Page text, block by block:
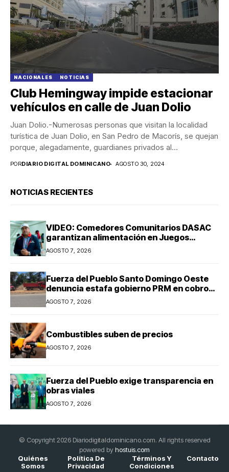
NACIONALES NOTICIAS
Club Hemingway impide estacionar
vehículos en calle de Juan Dolio
Juan Dolio.-Numerosas personas que visitan la localidad
turística de Juan Dolio, en San Pedro de Macorís, se quejan
porque, alegadamente, guardianes privados al...
PORDIARIO DIGITAL DOMINICANO AGOSTO 30, 2024
NOTICIAS RECIENTES
VIDEO: Comedores Comunitarios DASAC
garantizan alimentación en Juegos
Centroamericanos y del Caribe 2026
AGOSTO 7, 2026
Fuerza del Pueblo Santo Domingo Oeste
denuncia estafa gobierno PRM en cobro
peajes
AGOSTO 7, 2026
Combustibles suben de precios
AGOSTO 7, 2026
Fuerza del Pueblo exige transparencia en
obras viales
AGOSTO 7, 2026
© Copyright 2026 Diariodigitaldominicano.com. All rights reserved
powered byhostuis.com
Quiénes
Somos
Política De
Privacidad
Términos Y
Condiciones
Contacto